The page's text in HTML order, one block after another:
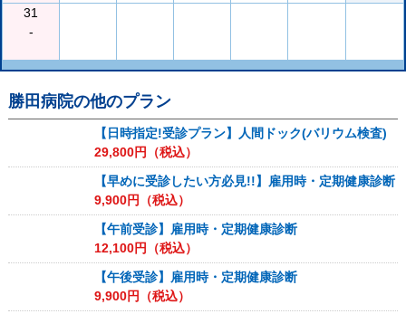
31
-
勝田病院の他のプラン
【日時指定!受診プラン】人間ドック(バリウム検査)
29,800円（税込）
【早めに受診したい方必見!!】雇用時・定期健康診断
9,900円（税込）
【午前受診】雇用時・定期健康診断
12,100円（税込）
【午後受診】雇用時・定期健康診断
9,900円（税込）